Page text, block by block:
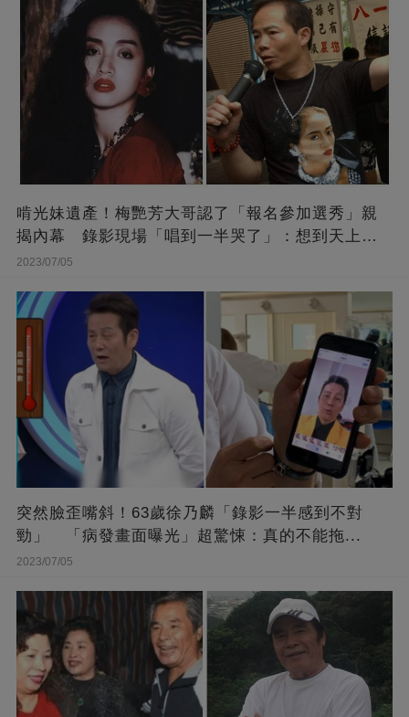
啃光妹遺產！梅艷芳大哥認了「報名參加選秀」親
揭內幕 錄影現場「唱到一半哭了」：想到天上的
她
2023/07/05
突然臉歪嘴斜！63歲徐乃麟「錄影一半感到不對
勁」 「病發畫面曝光」超驚悚：真的不能拖...
2023/07/05